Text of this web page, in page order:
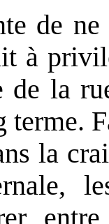
de ne
à
de la
terme.
la